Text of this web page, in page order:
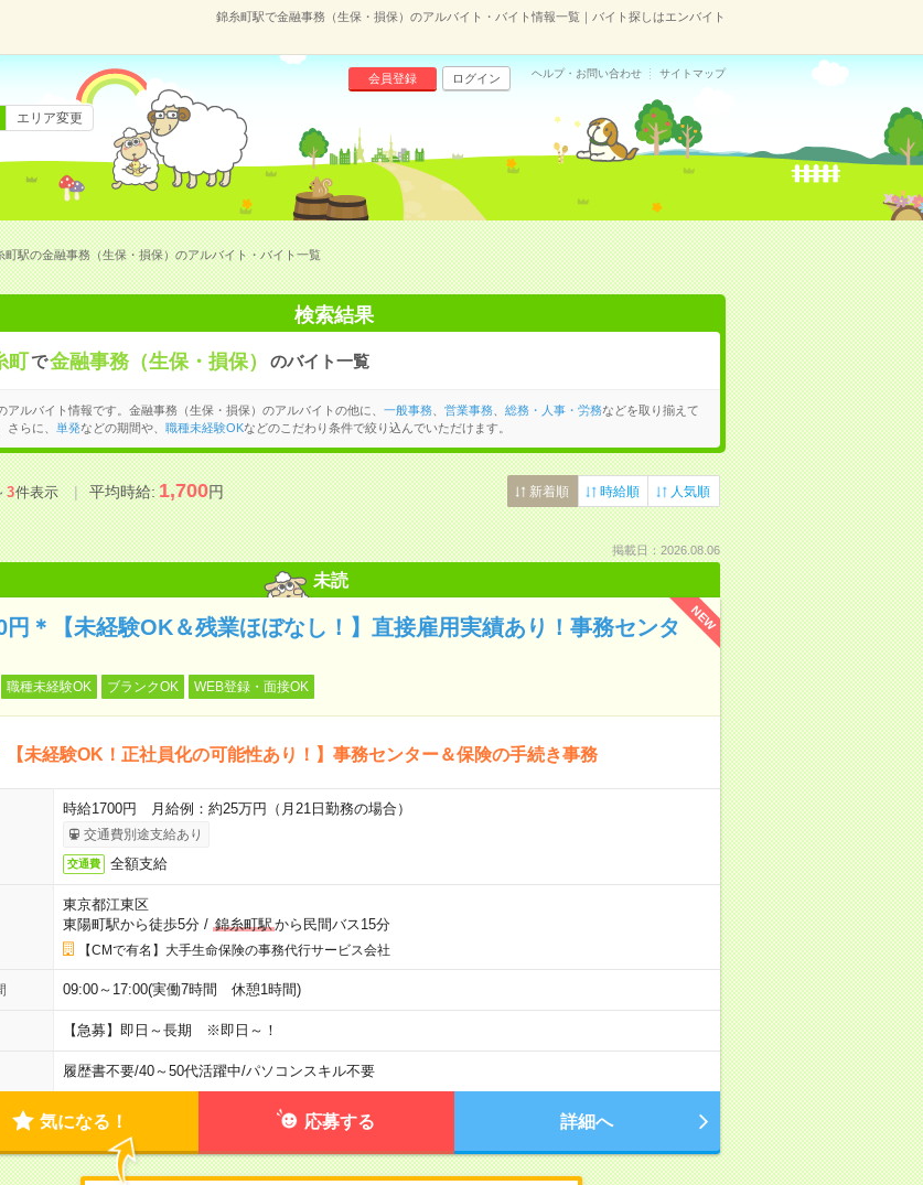
錦糸町駅で金融事務（生保・損保）のアルバイト・バイト情報一覧｜バイト探しはエンバイト
会員登録 ログイン ヘルプ・お問い合わせ サイトマップ
エリア変更
町駅の金融事務（生保・損保）のアルバイト・バイト一覧
検索結果
町で金融事務（生保・損保） のバイト一覧
アルバイト情報です。金融事務（生保・損保）のアルバイトの他に、 一般事務、 営業事務、 総務・人事・労務などを取り揃えて
さらに、
単発などの期間や、 職種未経験OKなどのこだわり条件で絞り込んでいただけます。
3件表示 平均時給:1,700円 新着順 時給順 人気順
掲載日：2026.08.06
未読
NEW
円＊【未経験OK＆残業ほぼなし！】直接雇用実績あり！事務センタ
職種未経験OK ブランクOK WEB登録・面接OK
【未経験OK！正社員化の可能性あり！】事務センター＆保険の手続き事務
時給1700円 月給例：約25万円（月21日勤務の場合）
交通費別途支給あり
交通費 全額支給
東京都江東区
東陽町駅から徒歩5分/ 錦糸町駅から民間バス15分
【CMで有名】大手生命保険の事務代行サービス会社
09:00～17:00(実働7時間 休憩1時間)
【急募】即日～長期 ※即日～！
履歴書不要/40～50代活躍中/パソコンスキル不要
気になる！ 応募する 詳細へ